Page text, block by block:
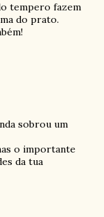
tempero fazem
do prato.
sobrou um
o importante
da tua